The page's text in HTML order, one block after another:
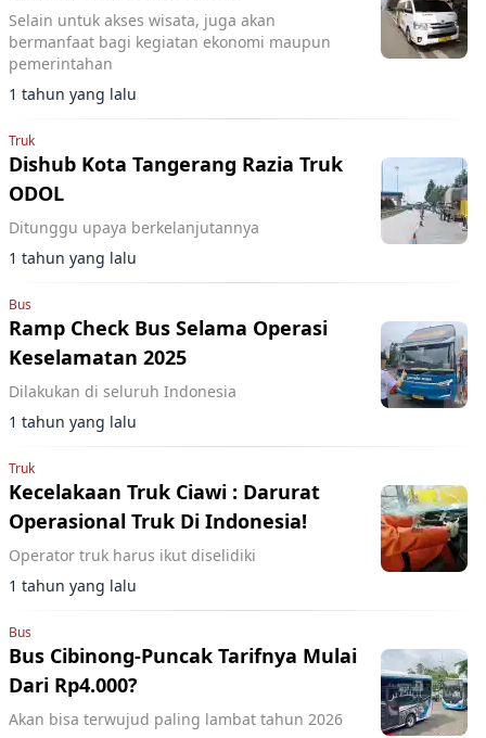
Selain untuk akses wisata, juga akan
bermanfaat bagi kegiatan ekonomi maupun
pemerintahan
1 tahun yang lalu
Truk
Dishub Kota Tangerang Razia Truk
ODOL
Ditunggu upaya berkelanjutannya
1 tahun yang lalu
Bus
Ramp Check Bus Selama Operasi
Keselamatan 2025
Dilakukan di seluruh Indonesia
1 tahun yang lalu
Truk
Kecelakaan Truk Ciawi : Darurat
Operasional Truk Di Indonesia!
Operator truk harus ikut diselidiki
1 tahun yang lalu
Bus
Bus Cibinong-Puncak Tarifnya Mulai
Dari Rp4.000?
Akan bisa terwujud paling lambat tahun 2026